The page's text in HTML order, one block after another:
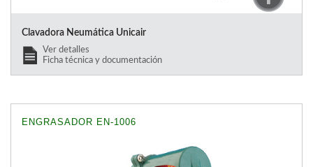
Clavadora Neumática Unicair
Ver detalles
Ficha técnica y documentación
ENGRASADOR EN-1006